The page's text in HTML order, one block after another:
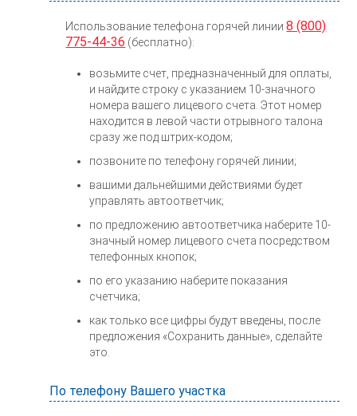
Использование телефона горячей линии8 (800)
775-44-36 (бесплатно):
возьмите счет, предназначенный для оплаты,
и найдите строку с указанием 10-значного
номера вашего лицевого счета. Этот номер
находится в левой части отрывного талона
сразу же под штрих-кодом;
позвоните по телефону горячей линии;
вашими дальнейшими действиями будет
управлять автоответчик;
по предложению автоответчика наберите 10-
значный номер лицевого счета посредством
телефонных кнопок;
по его указанию наберите показания
счетчика;
как только все цифры будут введены, после
предложения «Сохранить данные», сделайте
это.
По телефону Вашего участка